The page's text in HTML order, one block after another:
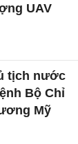
UAV
tịch nước
Bộ Chỉ
Mỹ